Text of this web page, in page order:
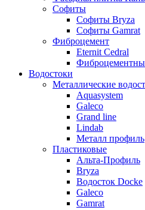
Софиты
Софиты Bryza
Софиты Gamrat
Фиброцемент
Eternit Cedral
Водостоки
Металлические
Aquasystem
Galeco
Grand line
Lindab
Металл профиль
Пластиковые
Альта-Профиль
Bryza
Водосток Docke
Galeco
Gamrat